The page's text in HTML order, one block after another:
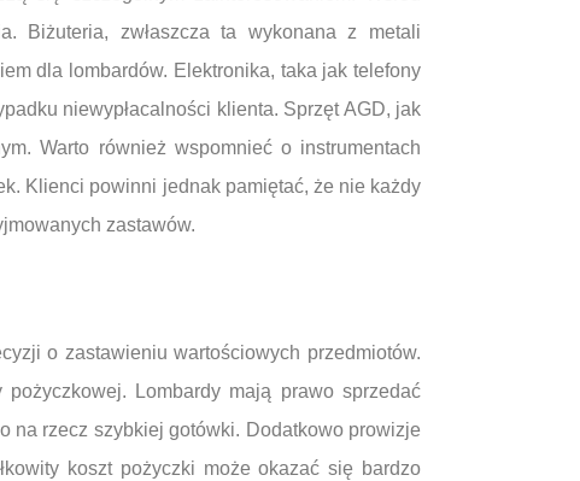
Biżuteria, zwłaszcza ta wykonana z metali
dla lombardów. Elektronika, taka jak telefony
niewypłacalności klienta. Sprzęt AGD, jak
Warto również wspomnieć o instrumentach
Klienci powinni jednak pamiętać, że nie każdy
zastawów.
o zastawieniu wartościowych przedmiotów.
Lombardy mają prawo sprzedać
na rzecz szybkiej gotówki. Dodatkowo prowizje
koszt pożyczki może okazać się bardzo